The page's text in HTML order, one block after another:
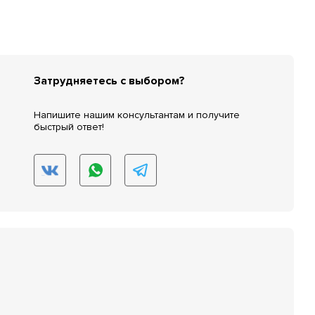
Затрудняетесь с выбором?
Напишите нашим консультантам и получите
быстрый ответ!